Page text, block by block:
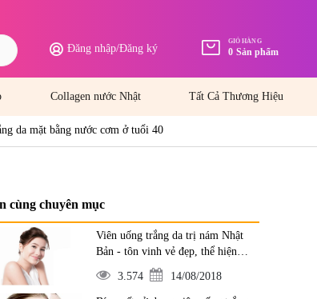
Đăng nhập/Đăng ký
GIỎ HÀNG
0 Sản phẩm
Collagen nước Nhật Tất Cả Thương Hiệu
da mặt bằng nước cơm ở tuổi 40
cùng chuyên mục
Viên uống trắng da trị nám Nhật
Bản - tôn vinh vẻ đẹp, thể hiện
đẳng cấp
3.574 14/08/2018